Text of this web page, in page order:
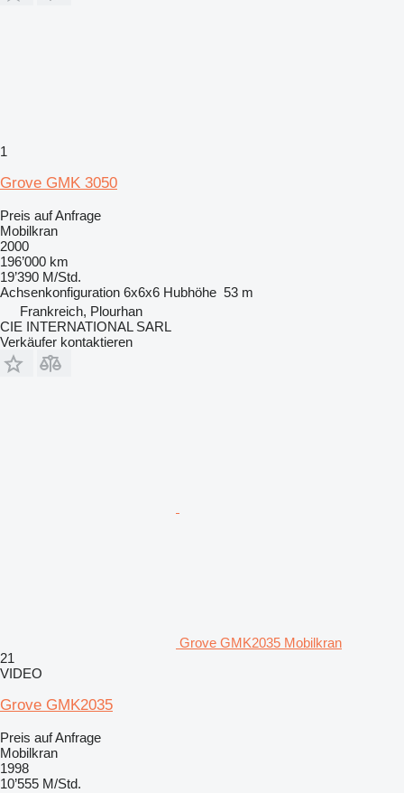
1
Grove GMK 3050
Preis auf Anfrage
Mobilkran
2000
196’000 km
19’390 M/Std.
Achsenkonfiguration 6x6x6 Hubhöhe 53 m
Frankreich, Plourhan
CIE INTERNATIONAL SARL
Verkäufer kontaktieren
Grove GMK2035 Mobilkran
21
VIDEO
Grove GMK2035
Preis auf Anfrage
Mobilkran
1998
10’555 M/Std.